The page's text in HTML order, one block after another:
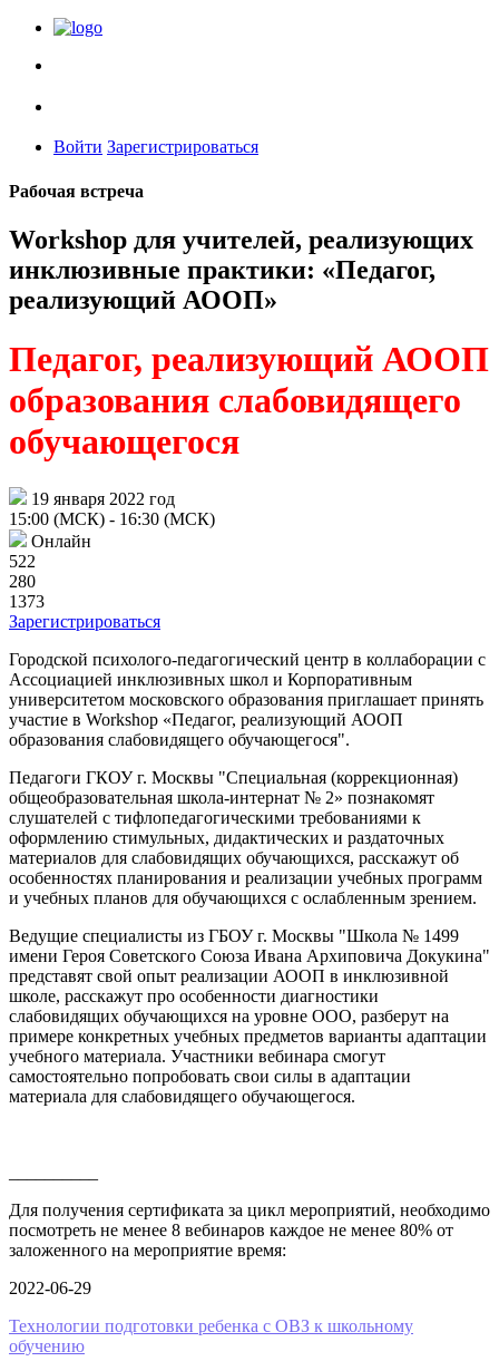
Войти Зарегистрироваться
Рабочая встреча
Workshop для учителей, реализующих
инклюзивные практики: «Педагог,
реализующий АООП»
Педагог, реализующий АООП
образования слабовидящего
обучающегося
19 января 2022 год
15:00 (МСК) - 16:30 (МСК)
Онлайн
522
280
1373
Зарегистрироваться
Городской психолого-педагогический центр в коллаборации с
Ассоциацией инклюзивных школ и Корпоративным
университетом московского образования приглашает принять
участие в Workshop «Педагог, реализующий АООП
образования слабовидящего обучающегося".
Педагоги ГКОУ г. Москвы "Специальная (коррекционная)
общеобразовательная школа-интернат № 2» познакомят
слушателей с тифлопедагогическими требованиями к
оформлению стимульных, дидактических и раздаточных
материалов для слабовидящих обучающихся, расскажут об
особенностях планирования и реализации учебных программ
и учебных планов для обучающихся с ослабленным зрением.
Ведущие специалисты из ГБОУ г. Москвы "Школа № 1499
имени Героя Советского Союза Ивана Архиповича Докукина"
представят свой опыт реализации АООП в инклюзивной
школе, расскажут про особенности диагностики
слабовидящих обучающихся на уровне ООО, разберут на
примере конкретных учебных предметов варианты адаптации
учебного материала. Участники вебинара смогут
самостоятельно попробовать свои силы в адаптации
материала для слабовидящего обучающегося.
Для получения сертификата за цикл мероприятий, необходимо
посмотреть не менее 8 вебинаров каждое не менее 80% от
заложенного на мероприятие время:
2022-06-29
Технологии подготовки ребенка с ОВЗ к школьному
обучению